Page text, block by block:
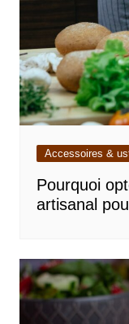
Accessoires &
Pourquoi
artisanal